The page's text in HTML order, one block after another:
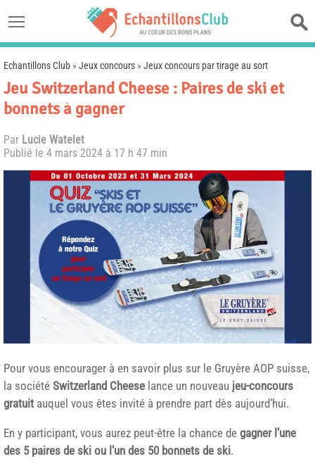
Echantillons Club »Jeux concours »Jeux concours par tirage au sort
Jeu Switzerland Cheese : Paires de ski et
bonnets à gagner
Par Lucie Watelet
Publié le 4 mars 2024 à 17 h 47 min
Pour vous encourager à en savoir plus sur le Gruyère AOP suisse,
la société Switzerland Cheese lance un nouveau jeu-concours
gratuit auquel vous êtes invité à prendre part dès aujourd’hui.
En y participant, vous aurez peut-être la chance de gagner l’une
des 5 paires de ski ou l’un des 50 bonnets de ski.